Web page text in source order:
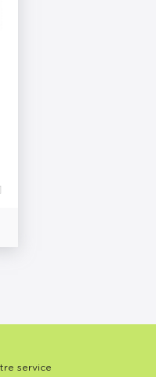
service